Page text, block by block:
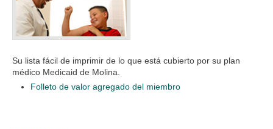
Su lista fácil de imprimir de lo que está cubierto por su plan
médico Medicaid de Molina.
Folleto de valor agregado del miembro